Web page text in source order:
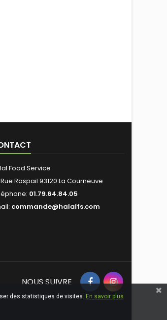
Food Service
Raspail 93120 La Courneuve
01.79.64.84.05
commande@halalfs.com
NOUS SUIVRE
des statistiques de visites. En savoir plus